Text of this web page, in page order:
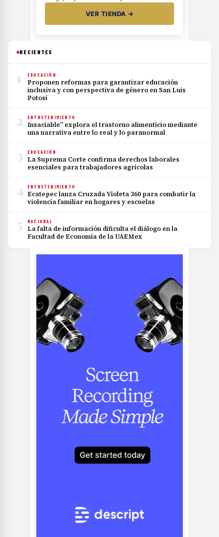
VER TIENDA →
RECIENTES
1 EDUCACIÓN
Proponen reformas para garantizar educación
inclusiva y con perspectiva de género en San Luis
Potosí
2 ENTRETENIMIENTO
Insaciable” explora el trastorno alimenticio mediante
una narrativa entre lo real y lo paranormal
3 EDUCACIÓN
La Suprema Corte confirma derechos laborales
esenciales para trabajadores agrícolas
4 ENTRETENIMIENTO
Ecatepec lanza Cruzada Violeta 360 para combatir la
violencia familiar en hogares y escuelas
5 NACIONAL
La falta de información dificulta el diálogo en la
Facultad de Economía de la UAEMex